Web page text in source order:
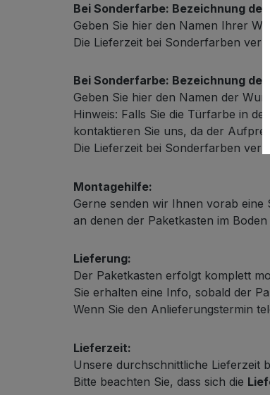
Bei Sonderfarbe: Bezeichnung
Geben Sie hier den Namen Ihrer
Die Lieferzeit bei Sonderfarben
Bei Sonderfarbe: Bezeichnung der
Geben Sie hier den Namen der
Hinweis: Falls Sie die Türfarbe in
kontaktieren Sie uns, da der
Die Lieferzeit bei Sonderfarben
Montagehilfe:
Gerne senden wir Ihnen vorab eine
an denen der Paketkasten im
Lieferung:
Der Paketkasten erfolgt komplett
Sie erhalten eine Info, sobald der
Wenn Sie den Anlieferungstermin
Lieferzeit:
Unsere durchschnittliche Lieferzeit
Bitte beachten Sie, dass sich die